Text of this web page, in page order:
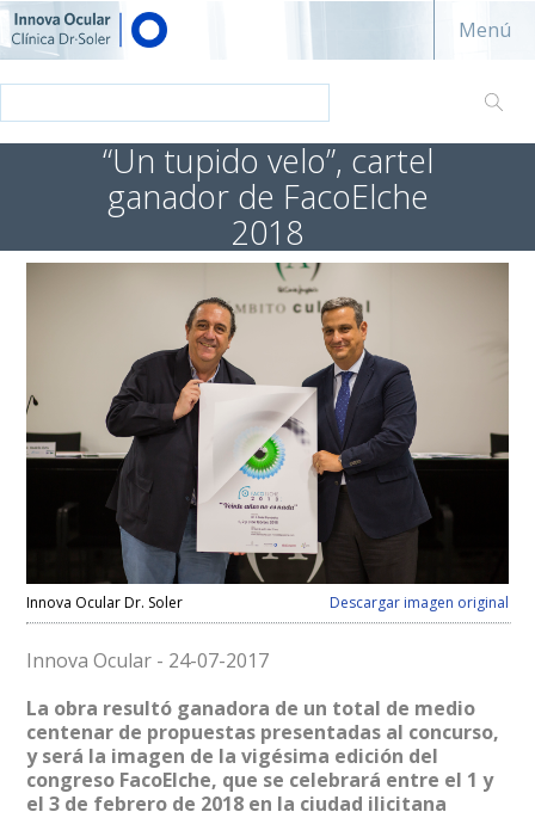
Innova ocular - Clínica Dr. Soler
Menú
“Un tupido velo”, cartel
ganador de FacoElche
2018
Innova Ocular Dr. Soler Descargar imagen original
Innova Ocular - 24-07-2017
La obra resultó ganadora de un total de medio
centenar de propuestas presentadas al concurso,
y será la imagen de la vigésima edición del
congreso FacoElche, que se celebrará entre el 1 y
el 3 de febrero de 2018 en la ciudad ilicitana